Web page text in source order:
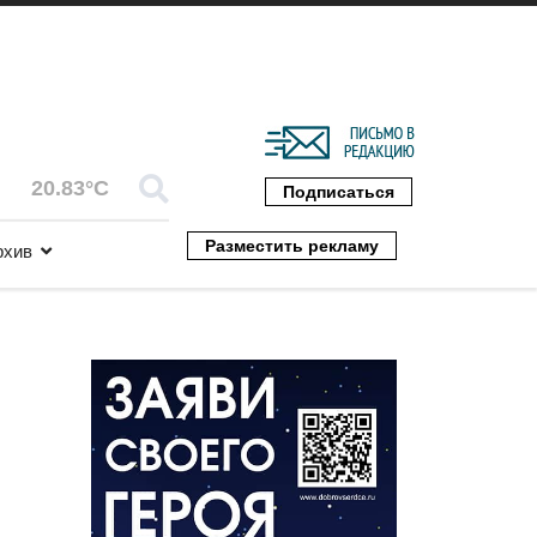
20.83°C Подписаться
Разместить рекламу